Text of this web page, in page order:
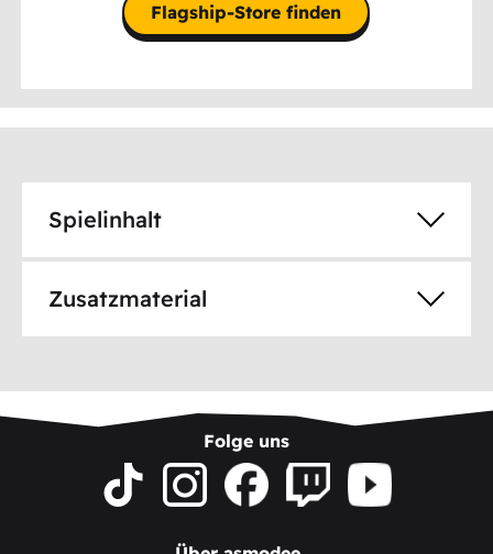
Flagship-Store finden
Spielinhalt
Zusatzmaterial
Folge uns